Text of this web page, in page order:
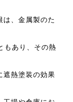
は、金属製のた
もあり、その熱
遮熱塗装の効果